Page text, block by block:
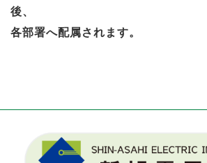
後、
各部署へ配属されます。